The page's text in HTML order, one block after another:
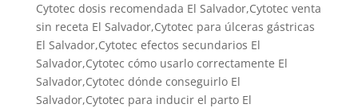
Cytotec dosis recomendada El Salvador,Cytotec venta
sin receta El Salvador,Cytotec para úlceras gástricas
El Salvador,Cytotec efectos secundarios El
Salvador,Cytotec cómo usarlo correctamente El
Salvador,Cytotec dónde conseguirlo El
Salvador,Cytotec para inducir el parto El